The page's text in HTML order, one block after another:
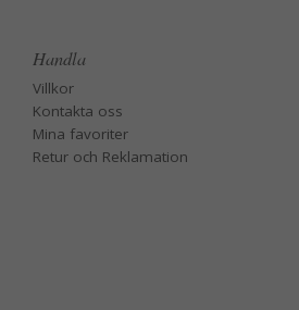
Handla
Villkor
Kontakta oss
Mina favoriter
Retur och Reklamation